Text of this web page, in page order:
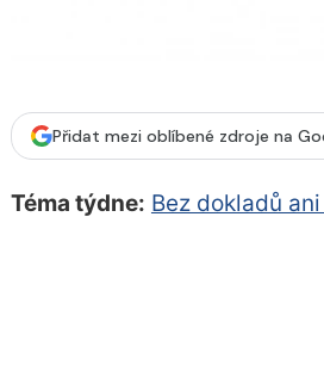
Přidat mezi oblíbené zdroje na
Téma týdne: Bez dokladů